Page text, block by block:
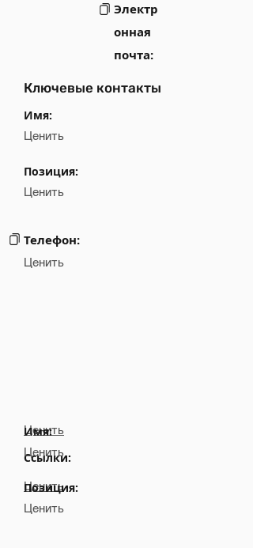
Электр
онная
почта:
Ключевые контакты
Имя:
Ценить
Позиция:
Ценить
Телефон:
Ценить
Ценить
Ссылки:
Ценить
Имя:
Ценить
Позиция:
Ценить